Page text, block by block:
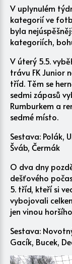
V uplynulém
kategorií ve
byla
kategoriích,
V úterý 5.5.
trávu FK Junior
tříd. Těm se
sedmi zápasů
Rumburkem a
sedmé místo.
Sestava: Polák,
Šváb, Čermák
O dva dny
dešťového
5. tříd, kteří si
vybojovali
jen vinou
Sestava:
Gacík, Bucek,